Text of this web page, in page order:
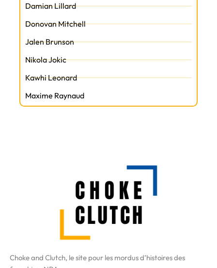
Damian Lillard
Donovan Mitchell
Jalen Brunson
Nikola Jokic
Kawhi Leonard
Maxime Raynaud
Choke and Clutch, le site pour les mordus d’histoires des